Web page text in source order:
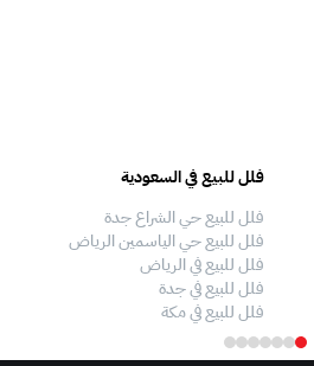
فلل للبيع في السعودية
فلل للبيع حي الشراع جدة
فلل للبيع حي الياسمين الرياض
فلل للبيع في الرياض
فلل للبيع في جدة
فلل للبيع في مكة